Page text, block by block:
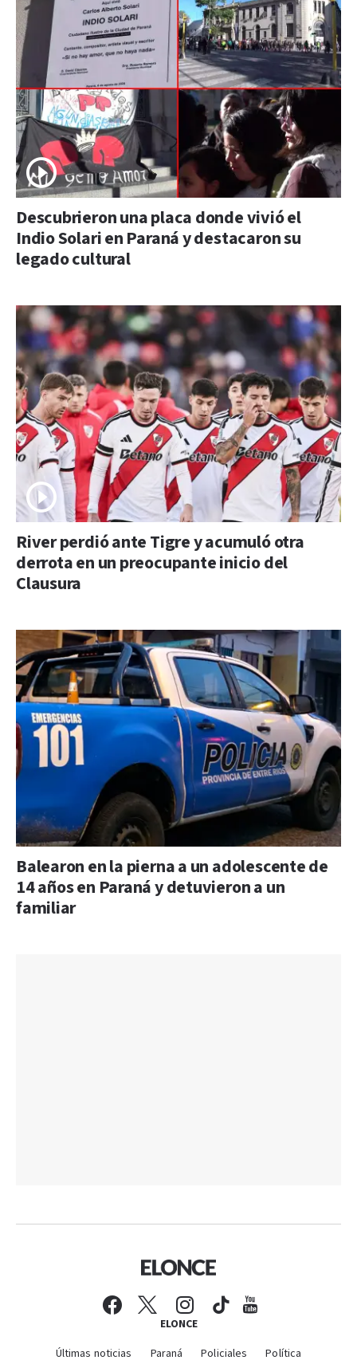
Descubrieron una placa donde vivió el
Indio Solari en Paraná y destacaron su
legado cultural
River perdió ante Tigre y acumuló otra
derrota en un preocupante inicio del
Clausura
Balearon en la pierna a un adolescente de
14 años en Paraná y detuvieron a un
familiar
ELONCE
Últimas noticias Paraná Policiales Política